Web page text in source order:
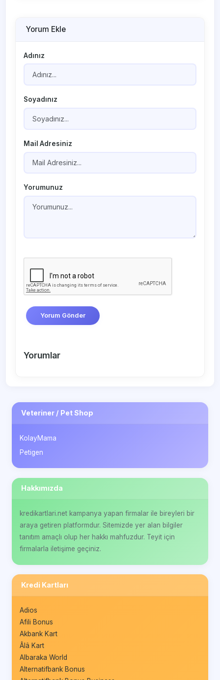
Yorum Ekle
Adınız
Soyadınız
Mail Adresiniz
Yorumunuz
Yorum Gönder
Yorumlar
Veteriner / Pet Shop
KolayMama
Petigen
Hakkımızda
kredikartlari.net kampanya yapan firmalar ile bireyleri bir
araya getiren platformdur. Sitemizde yer alan bilgiler
tanıtım amaçlı olup her hakkı mahfuzdur. Teyit için
firmalarla iletişime geçiniz.
Kredi Kartları
Adios
Afili Bonus
Akbank Kart
Âlâ Kart
Albaraka World
Alternatifbank Bonus